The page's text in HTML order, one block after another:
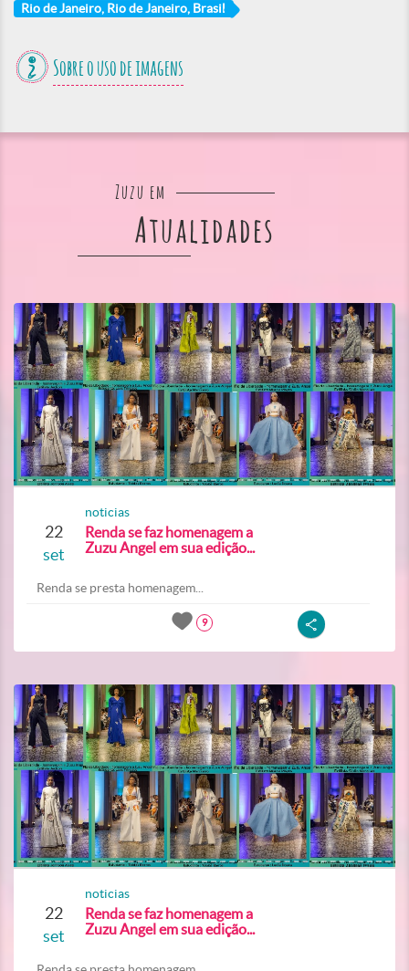
Rio de Janeiro, Rio de Janeiro, Brasil
Sobre o uso de imagens
Zuzu em
Atualidades
22
set
noticias
Renda se faz homenagem a
Zuzu Angel em sua edição...
Renda se presta homenagem...
9
22
set
noticias
Renda se faz homenagem a
Zuzu Angel em sua edição...